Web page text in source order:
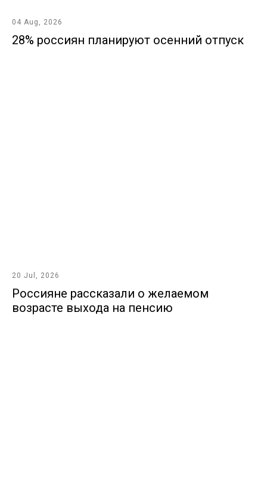
04 Aug, 2026
28% россиян планируют осенний отпуск
20 Jul, 2026
Россияне рассказали о желаемом
возрасте выхода на пенсию